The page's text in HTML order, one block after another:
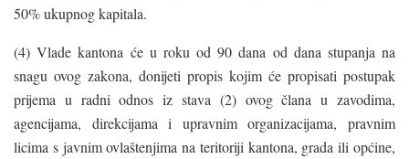
50% ukupnog kapitala.
(4) Vlade kantona će u roku od 90 dana od dana stupanja na
snagu ovog zakona, donijeti propis kojim će propisati postupak
prijema u radni odnos iz stava (2) ovog člana u zavodima,
agencijama, direkcijama i upravnim organizacijama, pravnim
licima s javnim ovlaštenjima na teritoriji kantona, grada ili općine,